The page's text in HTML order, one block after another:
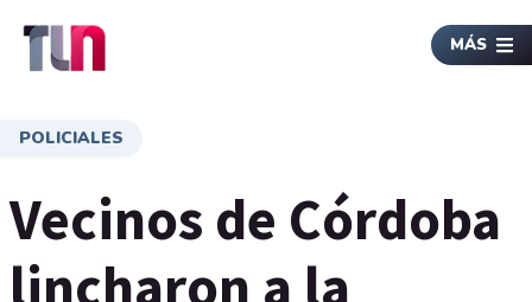
MÁS
POLICIALES
Vecinos de Córdoba
lincharon a la